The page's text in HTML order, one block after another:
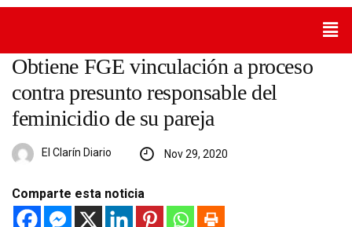
Obtiene FGE vinculación a proceso
contra presunto responsable del
feminicidio de su pareja
El Clarín Diario Nov 29, 2020
Comparte esta noticia